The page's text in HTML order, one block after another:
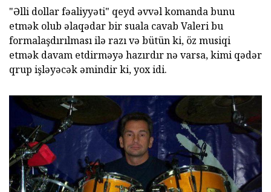
"Əlli dollar fəaliyyəti" qeyd əvvəl komanda bunu
etmək olub əlaqədar bir suala cavab Valeri bu
formalaşdırılması ilə razı və bütün ki, öz musiqi
etmək davam etdirməyə hazırdır nə varsa, kimi qədər
qrup işləyəcək əmindir ki, yox idi.